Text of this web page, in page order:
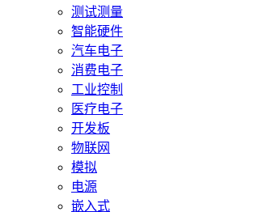
测试测量
智能硬件
汽车电子
消费电子
工业控制
医疗电子
开发板
物联网
模拟
电源
嵌入式